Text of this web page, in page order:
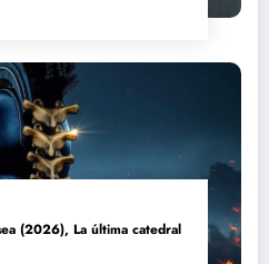
(2026), La última catedral